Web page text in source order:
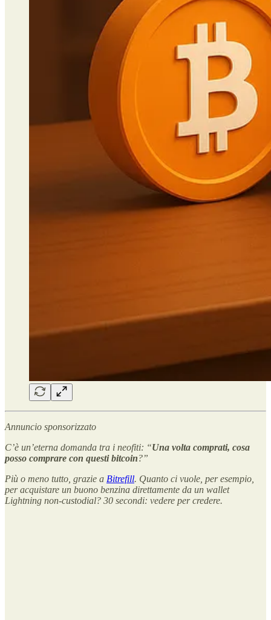
Annuncio sponsorizzato
C’è un’eterna domanda tra i neofiti: “Una volta comprati, cosa
posso comprare con questi bitcoin?”
Più o meno tutto, grazie a Bitrefill. Quanto ci vuole, per esempio,
per acquistare un buono benzina direttamente da un wallet
Lightning non-custodial? 30 secondi: vedere per credere.